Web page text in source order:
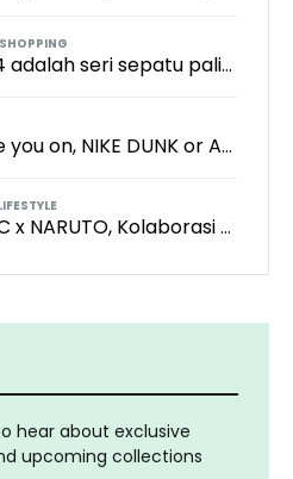
SHOPPING
Gel-Kayano 14 adalah seri sepatu paling keren dari brand Asics?
Which side are you on, NIKE DUNK or ADIDAS SAMBA?
ASICS GEL-NYC x NARUTO, Kolaborasi Yang Bikin Wibu Seneng!
hear about exclusive
upcoming collections